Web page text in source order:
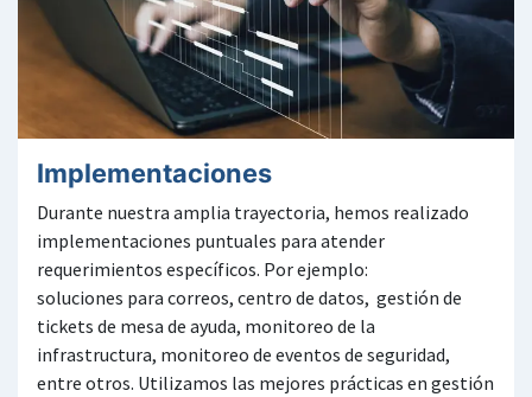
Implementaciones
Durante nuestra amplia trayectoria, hemos realizado
implementaciones puntuales para atender
requerimientos específicos. Por ejemplo:
soluciones para correos, centro de datos, gestión de
tickets de mesa de ayuda, monitoreo de la
infrastructura, monitoreo de eventos de seguridad,
entre otros. Utilizamos las mejores prácticas en gestión